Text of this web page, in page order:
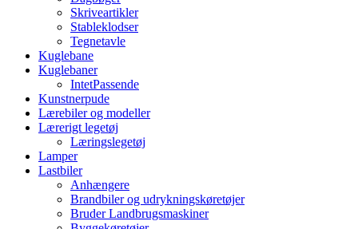
Skriveartikler
Stableklodser
Tegnetavle
Kuglebane
Kuglebaner
IntetPassende
Kunstnerpude
Lærebiler og modeller
Lærerigt legetøj
Læringslegetøj
Lamper
Lastbiler
Anhængere
Brandbiler og udrykningskøretøjer
Bruder Landbrugsmaskiner